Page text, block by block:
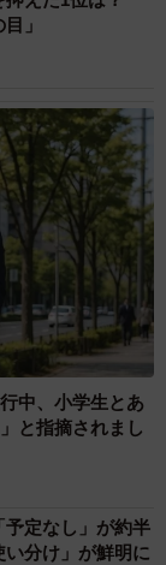
」
中、小学生とあ
と指摘されまし
予定なし」が約半
分け」が鮮明に